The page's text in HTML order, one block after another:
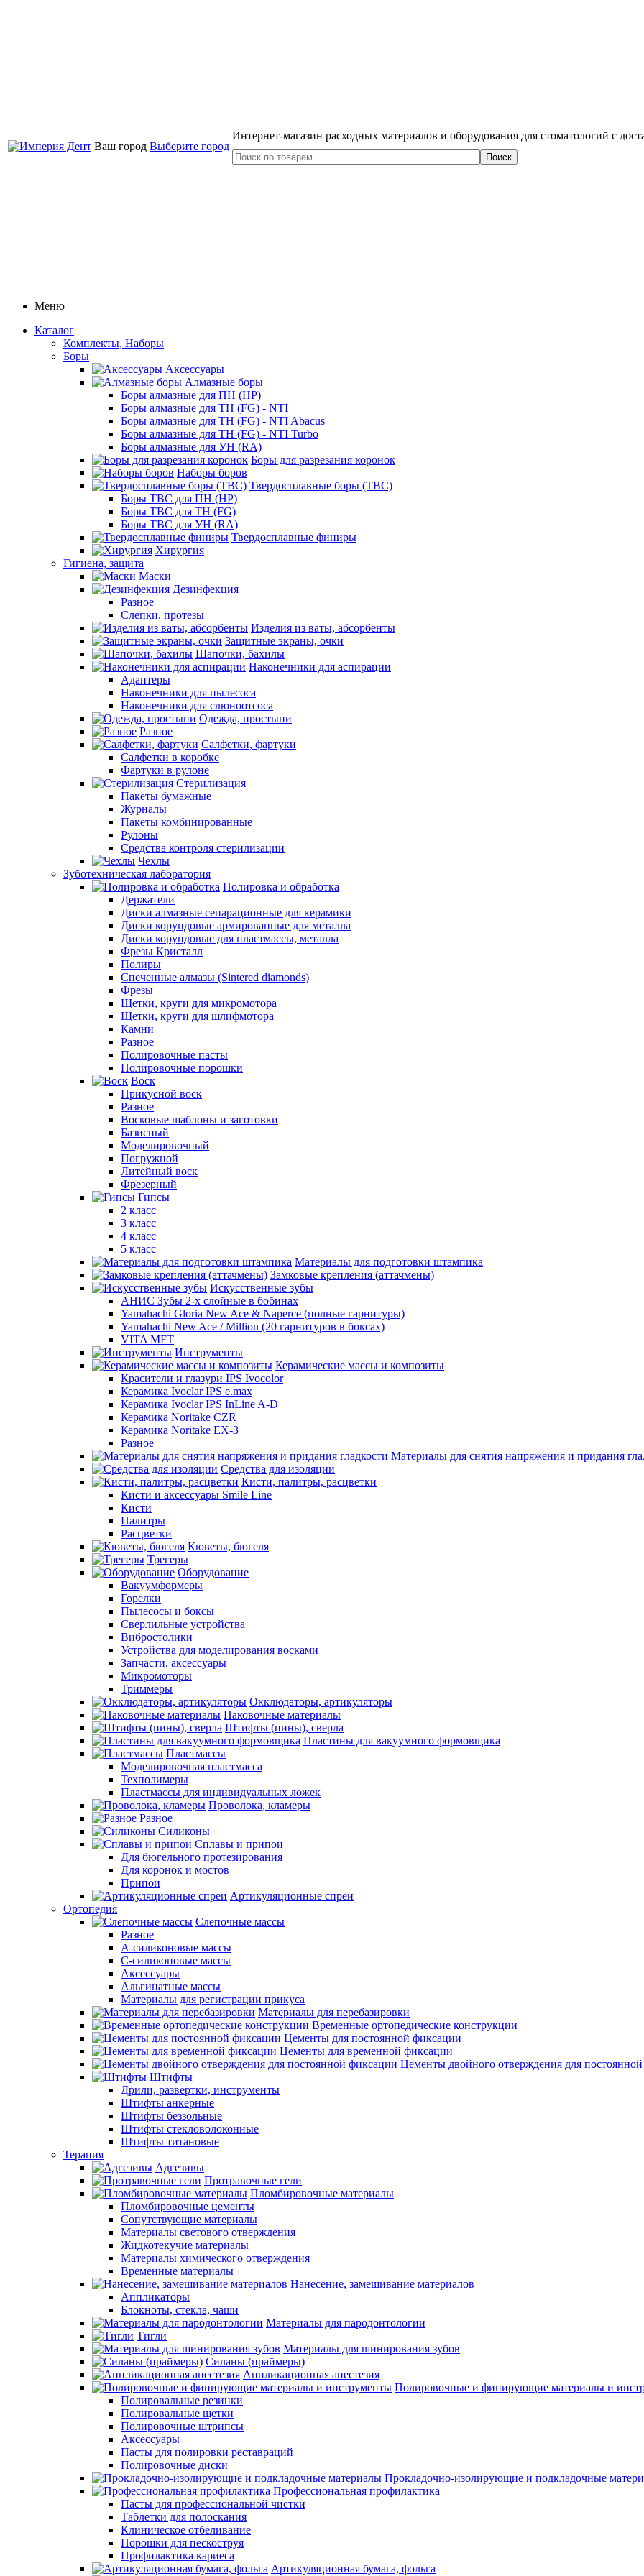
Ваш город Выберите город
Интернет-магазин расходных материалов и оборудования для стоматологий с
Меню
Каталог
Комплекты, Наборы
Боры
Аксессуары
Алмазные боры
Боры алмазные для ПН (HP)
Боры алмазные для ТН (FG) - NTI
Боры алмазные для ТН (FG) - NTI Abacus
Боры алмазные для ТН (FG) - NTI Turbo
Боры алмазные для УН (RA)
Боры для разрезания коронок
Наборы боров
Твердосплавные боры (ТВС)
Боры ТВС для ПН (HP)
Боры ТВС для ТН (FG)
Боры ТВС для УН (RA)
Твердосплавные финиры
Хирургия
Гигиена, защита
Маски
Дезинфекция
Разное
Слепки, протезы
Изделия из ваты, абсорбенты
Защитные экраны, очки
Шапочки, бахилы
Наконечники для аспирации
Адаптеры
Наконечники для пылесоса
Наконечники для слюноотсоса
Одежда, простыни
Разное
Салфетки, фартуки
Салфетки в коробке
Фартуки в рулоне
Стерилизация
Пакеты бумажные
Журналы
Пакеты комбинированные
Рулоны
Средства контроля стерилизации
Чехлы
Зуботехническая лаборатория
Полировка и обработка
Держатели
Диски алмазные сепарационные для керамики
Диски корундовые армированные для металла
Диски корундовые для пластмассы, металла
Фрезы Кристалл
Полиры
Спеченные алмазы (Sintered diamonds)
Фрезы
Щетки, круги для микромотора
Щетки, круги для шлифмотора
Камни
Разное
Полировочные пасты
Полировочные порошки
Воск
Прикусной воск
Разное
Восковые шаблоны и заготовки
Базисный
Моделировочный
Погружной
Литейный воск
Фрезерный
Гипсы
2 класс
3 класс
4 класс
5 класс
Материалы для подготовки штампика
Замковые крепления (аттачмены)
Искусственные зубы
АНИС Зубы 2-х слойные в бобинах
Yamahachi Gloria New Ace & Naperce (полные гарнитуры)
Yamahachi New Ace / Million (20 гарнитуров в боксах)
VITA MFT
Инструменты
Керамические массы и композиты
Красители и глазури IPS Ivocolor
Керамика Ivoclar IPS e.max
Керамика Ivoclar IPS InLine A-D
Керамика Noritake CZR
Керамика Noritake EX-3
Разное
Материалы для снятия напряжения и придания
Средства для изоляции
Кисти, палитры, расцветки
Кисти и аксессуары Smile Line
Кисти
Палитры
Расцветки
Кюветы, бюгеля
Трегеры
Оборудование
Вакуумформеры
Горелки
Пылесосы и боксы
Сверлильные устройства
Вибростолики
Устройства для моделирования восками
Запчасти, аксессуары
Микромоторы
Триммеры
Окклюдаторы, артикуляторы
Паковочные материалы
Штифты (пины), сверла
Пластины для вакуумного формовщика
Пластмассы
Моделировочная пластмасса
Техполимеры
Пластмассы для индивидуальных ложек
Проволока, кламеры
Разное
Силиконы
Сплавы и припои
Для бюгельного протезирования
Для коронок и мостов
Припои
Артикуляционные спреи
Ортопедия
Слепочные массы
Разное
А-силиконовые массы
С-силиконовые массы
Аксессуары
Альгинатные массы
Материалы для регистрации прикуса
Материалы для перебазировки
Временные ортопедические конструкции
Цементы для постоянной фиксации
Цементы для временной фиксации
Цементы двойного отверждения для
Штифты
Дрили, развертки, инструменты
Штифты анкерные
Штифты беззольные
Штифты стекловолоконные
Штифты титановые
Терапия
Адгезивы
Протравочные гели
Пломбировочные материалы
Пломбировочные цементы
Сопутствующие материалы
Материалы светового отверждения
Жидкотекучие материалы
Материалы химического отверждения
Временные материалы
Нанесение, замешивание материалов
Аппликаторы
Блокноты, стекла, чаши
Материалы для пародонтологии
Тигли
Материалы для шинирования зубов
Силаны (праймеры)
Аппликационная анестезия
Полировочные и финирующие материалы и
Полировальные резинки
Полировальные щетки
Полировочные штрипсы
Аксессуары
Пасты для полировки реставраций
Полировочные диски
Прокладочно-изолирующие и подкладочные
Профессиональная профилактика
Пасты для профессиональной чистки
Таблетки для полоскания
Клиническое отбеливание
Порошки для пескоструя
Профилактика кариеса
Артикуляционная бумага, фольга